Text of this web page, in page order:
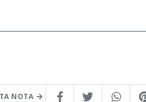
NOTA